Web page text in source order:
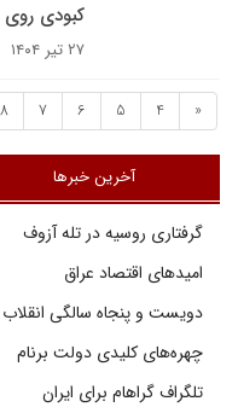
کبودی
۲۷ تیر ۱۴۰۴
«
4
5
6
7
8
آخرین خبرها
گرفتاری روسیه در تله آزوف
امیدهای اقتصاد عراق
دویست و پنجاه سالگی انقلاب
چهره‌های کلیدی دولت برنام
تلگراف گراهام برای ایران